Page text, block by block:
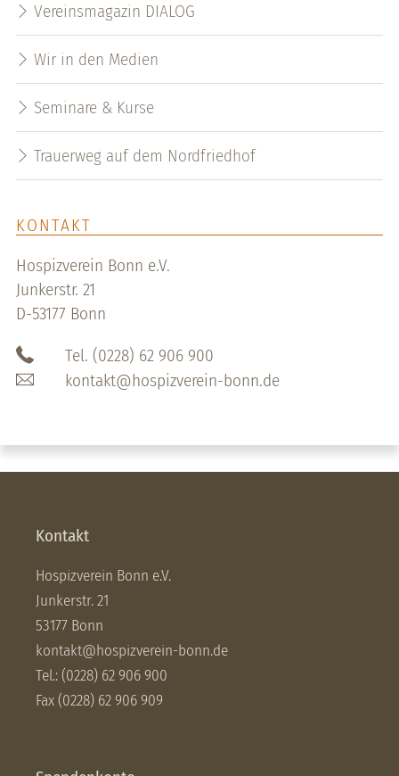
Vereinsmagazin DIALOG
Wir in den Medien
Seminare & Kurse
Trauerweg auf dem Nordfriedhof
KONTAKT
Hospizverein Bonn e.V.
Junkerstr. 21
D-53177 Bonn
Tel. (0228) 62 906 900
kontakt@hospizverein-bonn.de
Kontakt
Hospizverein Bonn e.V.
Junkerstr. 21
53177 Bonn
kontakt@hospizverein-bonn.de
Tel.: (0228) 62 906 900
Fax (0228) 62 906 909